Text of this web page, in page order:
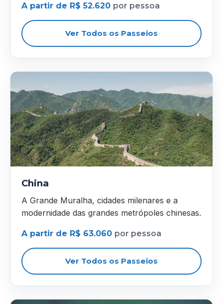
A partir de R$ 52.620 por pessoa
Ver Todos os Passeios
China
A Grande Muralha, cidades milenares e a
modernidade das grandes metrópoles chinesas.
A partir de R$ 63.060 por pessoa
Ver Todos os Passeios